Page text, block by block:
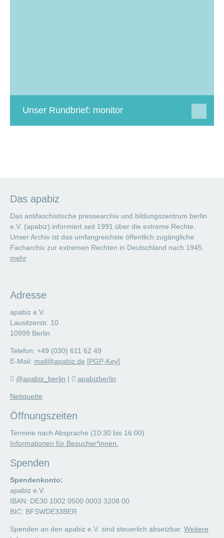
Unser Rundbrief: monitor
Das apabiz
Das antifaschistische pressearchiv und bildungszentrum berlin
e.V. (apabiz) informiert seit 1991 über die extreme Rechte.
Unser Archiv ist das umfangreichste öffentlich zugängliche
Facharchiv zur extremen Rechten in Deutschland nach 1945.
mehr
Adresse
apabiz e.V.
Lausitzerstr. 10
10999 Berlin
Telefon: +49 (030) 611 62 49
E-Mail: mail@apabiz.de [PGP-Key]
@apabiz_berlin | apabizberlin
Netiquette
Öffnungszeiten
Termine nach Absprache (10:30 bis 16:00)
Informationen für Besucher*innen.
Spenden
Spendenkonto:
apabiz e.V.
IBAN: DE30 1002 0500 0003 3208 00
BIC: BFSWDE33BER
Spenden an den apabiz e.V. sind steuerlich absetzbar. Weitere